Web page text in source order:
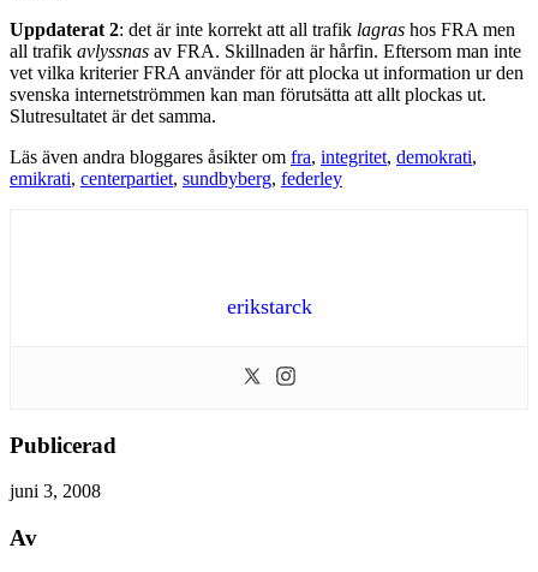
Uppdaterat 2: det är inte korrekt att all trafik lagras hos FRA men
all trafik avlyssnas av FRA. Skillnaden är hårfin. Eftersom man inte
vet vilka kriterier FRA använder för att plocka ut information ur den
svenska internetströmmen kan man förutsätta att allt plockas ut.
Slutresultatet är det samma.
Läs även andra bloggares åsikter om fra, integritet, demokrati,
emikrati, centerpartiet, sundbyberg, federley
erikstarck
Publicerad
juni 3, 2008
Av